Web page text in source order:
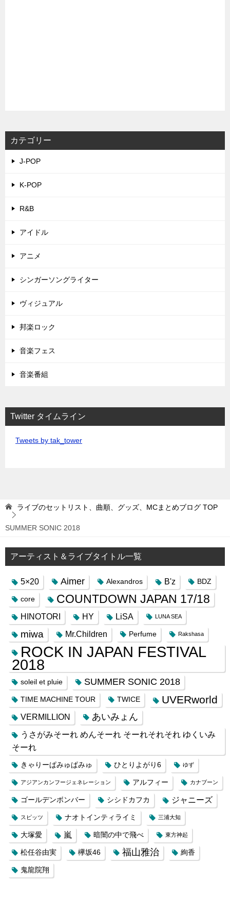
カテゴリー
J-POP
K-POP
R&B
アイドル
アニメ
シンガーソングライター
ヴィジュアル
邦楽ロック
音楽フェス
音楽番組
Twitter タイムライン
Tweets by tak_tower
ライブのセットリスト、曲順、グッズ、MCまとめブログ TOP
SUMMER SONIC 2018
アーティスト＆ライブタイトル一覧
5×20 Aimer Alexandros B'z BDZ
core COUNTDOWN JAPAN 17/18
HINOTORI HY LiSA LUNA SEA
miwa Mr.Children Perfume Rakshasa
ROCK IN JAPAN FESTIVAL
2018
soleil et pluie SUMMER SONIC 2018
TIME MACHINE TOUR TWICE UVERworld
VERMILLION あいみょん
うさがみそーれ めんそーれ そーれそれそれ ゆくいみ
そーれ
きゃりーぱみゅぱみゅ ひとりよがり6 ゆず
アジアンカンフージェネレーション アルフィー カナブーン
ゴールデンボンバー シシドカフカ ジャニーズ
スピッツ ナオトインティライミ 三浦大知
大塚愛 嵐 暗闇の中で飛べ 東方神起
松任谷由実 欅坂46 福山雅治 絢香
鬼龍院翔